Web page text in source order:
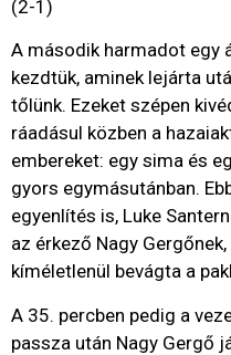
(2-1)
A második harmadot egy
kezdtük, aminek lejárta
tőlünk. Ezeket szépen
ráadásul közben a
embereket: egy sima és
gyors egymásutánban.
egyenlítés is, Luke
az érkező Nagy
kíméletlenül bevágta a
A 35. percben pedig a
passza után Nagy Gergő